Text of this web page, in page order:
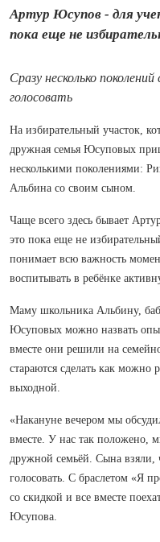
Артур Юсупов - для
пока еще не
Сразу несколько
голосовать
На избирательный участок,
дружная семья Юсуповых
несколькими поколениями:
Альбина со своим сыном.
Чаще всего здесь бывает
это пока еще не
понимает всю важность
воспитывать в ребёнке
Маму школьника Альбину,
Юсуповых можно назвать
вместе они решили на
стараются сделать как можно
выходной.
«Накануне вечером мы
вместе. У нас так положено,
дружной семьёй. Сына взяли,
голосовать. С браслетом «Я
со скидкой и все вместе
Юсупова.